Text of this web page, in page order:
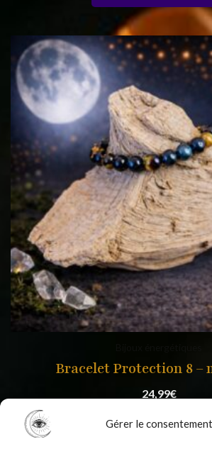
Gérer le consentement
Bracelet Protection 8 –
24,99€